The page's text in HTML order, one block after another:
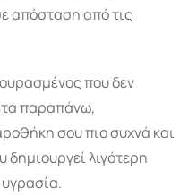
απόσταση από τις
που δεν
τα παραπάνω,
σου πιο συχνά και
λιγότερη